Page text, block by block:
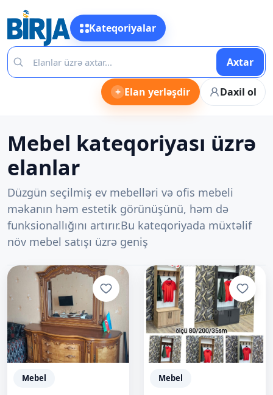
Kateqoriyalar
Axtar
+ Elan yerləşdir Daxil ol
Mebel kateqoriyası üzrə
elanlar
Düzgün seçilmiş ev mebelləri və ofis mebeli
məkanın həm estetik görünüşünü, həm də
funksionallığını artırır.Bu kateqoriyada müxtəlif
növ mebel satışı üzrə geniş
Mebel Mebel